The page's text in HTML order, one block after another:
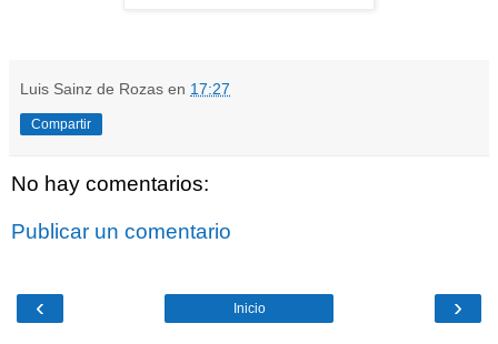
Luis Sainz de Rozas en 17:27
Compartir
No hay comentarios:
Publicar un comentario
‹ ›
Inicio